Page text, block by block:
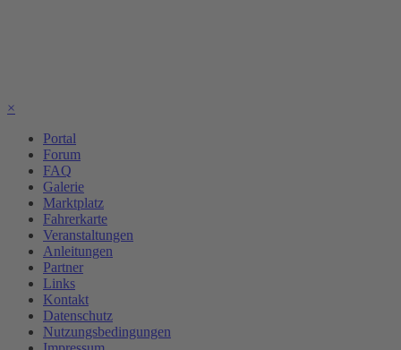
×
Portal
Forum
FAQ
Galerie
Marktplatz
Fahrerkarte
Veranstaltungen
Anleitungen
Partner
Links
Kontakt
Datenschutz
Nutzungsbedingungen